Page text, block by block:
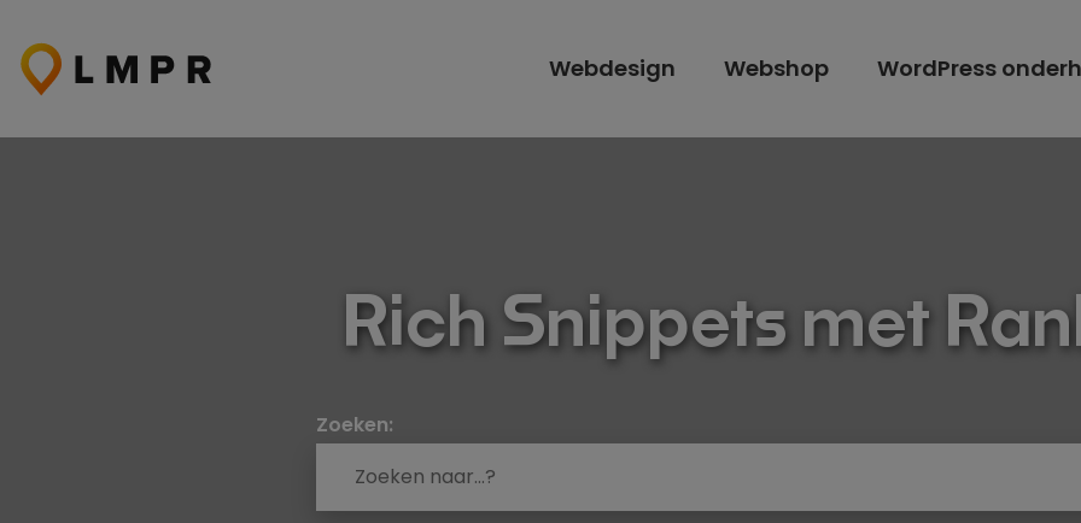
naar
de
Webdesign Webshop WordPress
Rich Snippets met
Zoeken: